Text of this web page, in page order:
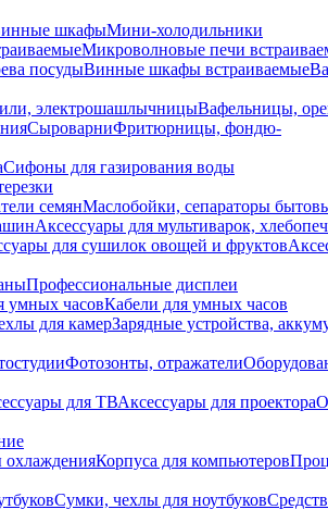
шкафыМини-холодильники
Микроволновые печи
посудыВинные шкафы встраиваемые
электрошашлычницыВафельницы,
СыроварниФритюрницы, фондю-
Сифоны для газирования воды
семянМаслобойки, сепараторы
Аксессуары для мультиварок,
для сушилок овощей и фруктов
Профессиональные дисплеи
умных часовКабели для умных часов
для камерЗарядные устройства,
Фотозонты, отражатели
для ТВАксессуары для проектора
Корпуса для компьютеров
Сумки, чехлы для ноутбуков